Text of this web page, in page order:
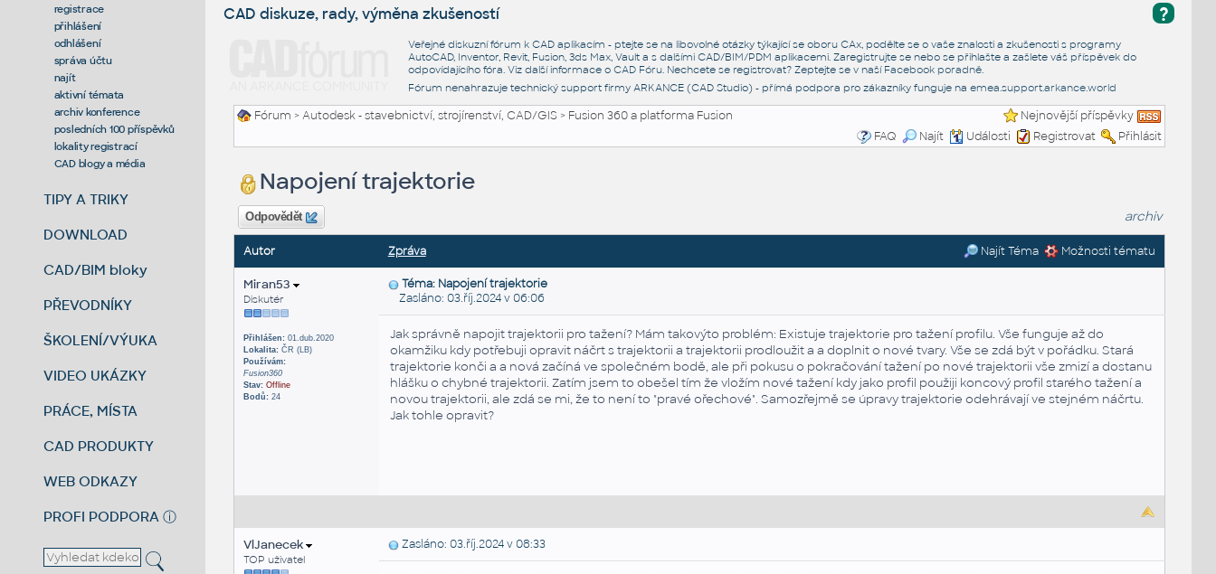
registrace
přihlášení
odhlášení
správa účtu
najít
aktivní témata
archiv konference
posledních 100 příspěvků
lokality registrací
CAD blogy a média
TIPY A TRIKY
DOWNLOAD
CAD/BIM bloky
PŘEVODNÍKY
ŠKOLENÍ/VÝUKA
VIDEO UKÁZKY
PRÁCE, MÍSTA
CAD PRODUKTY
WEB ODKAZY
PROFI PODPORA ⓘ
?
CAD diskuze, rady, výměna zkušeností
Veřejné diskuzní fórum k CAD aplikacím - ptejte se na libovolné otázky týkající se oboru CAx, podělte se o vaše znalosti a zkušenosti s programy
AutoCAD, Inventor, Revit, Fusion, 3ds Max, Vault a s dalšími CAD/BIM/PDM aplikacemi. Zaregistrujte se nebo se přihlašte a zašlete váš příspěvek do
odpovídajícího fóra. Viz další informace o CAD Fóru. Nechcete se registrovat? Zeptejte se v naší Facebook poradně.
Fórum nenahrazuje technický support firmy ARKANCE (CAD Studio) - přímá podpora pro zákazníky funguje na emea.support.arkance.world
Fórum >Autodesk - stavebnictví, strojírenství, CAD/GIS> Fusion 360 a platforma Fusion
Nejnovější příspěvky
FAQ
Najít Události Registrovat Přihlásit
Napojení trajektorie
Odpovědět archiv
Autor Zpráva Najít Téma Možnosti tématu
Miran53
Diskutér
Přihlášen:01.dub.2020
Lokalita:ČR (LB)
Používám:
Fusion360
Stav: Offline
Bodů:24
Téma: Napojení trajektorie
Zasláno: 03.říj.2024 v 06:06
Jak správně napojit trajektorii pro tažení? Mám takovýto problém: Existuje trajektorie pro tažení profilu. Vše funguje až do
okamžiku kdy potřebuji opravit náčrt s trajektorii a trajektorii prodloužit a a doplnit o nové tvary. Vše se zdá být v pořádku. Stará
trajektorie konči a a nová začíná ve společném bodě, ale při pokusu o pokračování tažení po nové trajektorii vše zmizí a dostanu
hlášku o chybné trajektorii. Zatím jsem to obešel tím že vložím nové tažení kdy jako profil použiji koncový profil starého tažení a
novou trajektorii, ale zdá se mi, že to není to "pravé ořechové". Samozřejmě se úpravy trajektorie odehrávají ve stejném náčrtu.
Jak tohle opravit?
VlJanecek
TOP uživatel
Zasláno: 03.říj.2024 v 08:33